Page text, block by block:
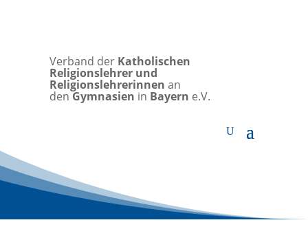
Verband der Katholischen
Religionslehrer und
Religionslehrerinnen an
denGymnasien in Bayern e.V.